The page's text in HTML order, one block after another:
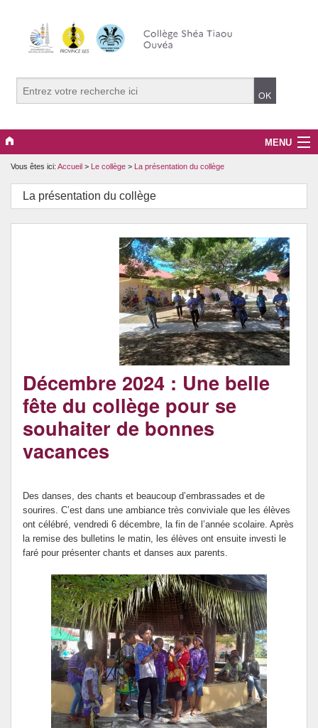
MENU
Le collège
Projets pédagogiques
Vous êtes ici: Accueil > Le collège > La présentation du collège
La présentation du collège
Décembre 2024 : Une belle
fête du collège pour se
souhaiter de bonnes
vacances
Des danses, des chants et beaucoup d’embrassades et de
sourires. C’est dans une ambiance très conviviale que les élèves
ont célébré, vendredi 6 décembre, la fin de l’année scolaire. Après
la remise des bulletins le matin, les élèves ont ensuite investi le
faré pour présenter chants et danses aux parents.